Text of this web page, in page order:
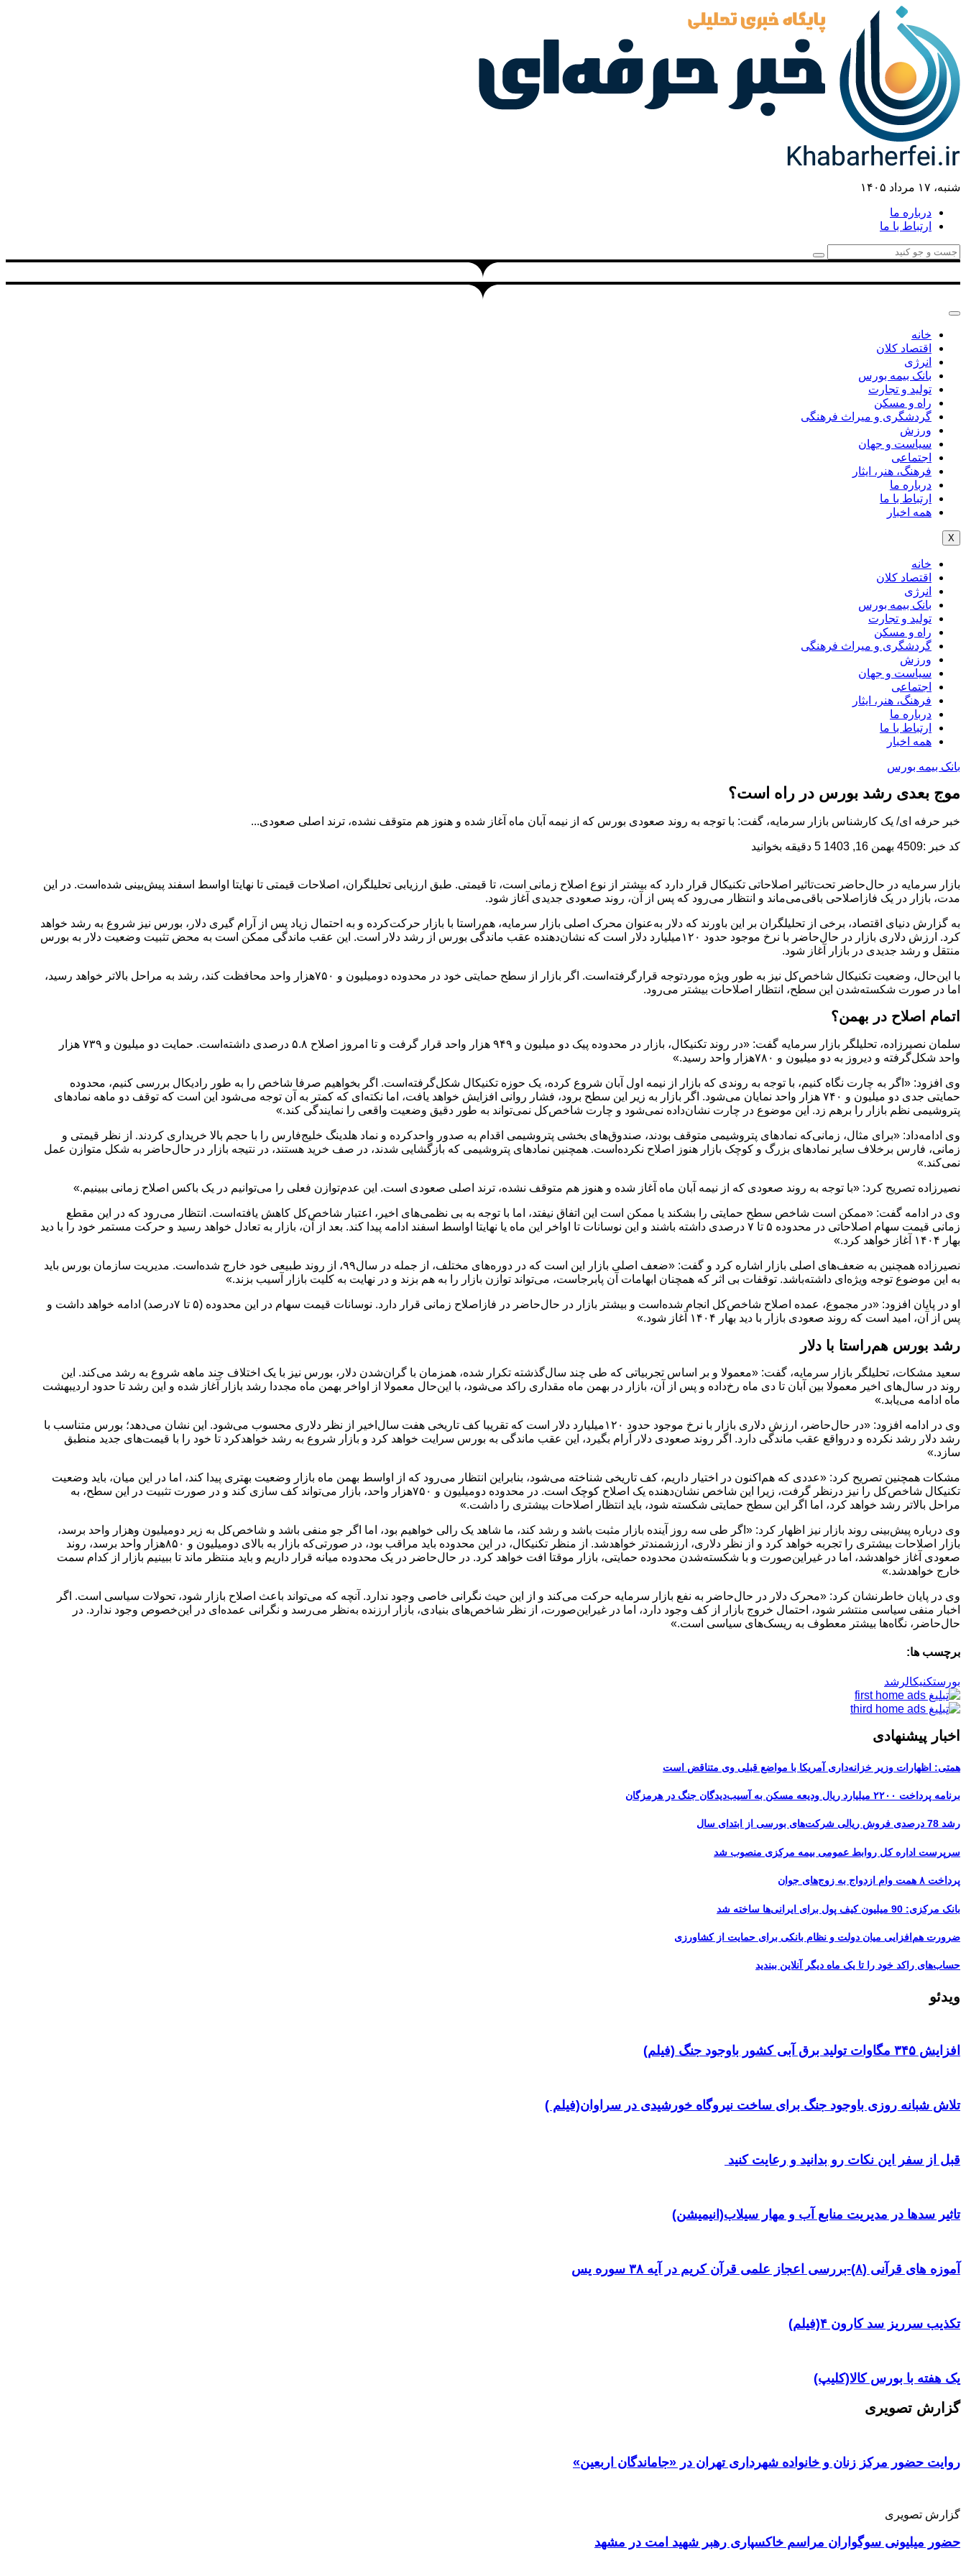
شنبه، ۱۷ مرداد ۱۴۰۵
درباره ما
ارتباط با ما
خانه
اقتصاد کلان
انرژی
بانک بیمه بورس
تولید و تجارت
راه و مسکن
گردشگری و میراث فرهنگی
ورزش
سیاست و جهان
اجتماعی
فرهنگ، هنر، ایثار
درباره ما
ارتباط با ما
همه اخبار
X
خانه
اقتصاد کلان
انرژی
بانک بیمه بورس
تولید و تجارت
راه و مسکن
گردشگری و میراث فرهنگی
ورزش
سیاست و جهان
اجتماعی
فرهنگ، هنر، ایثار
درباره ما
ارتباط با ما
همه اخبار
بانک بیمه بورس
موج بعدی رشد بورس در راه است؟
خبر حرفه ای/ یک کارشناس بازار سرمایه، گفت: با توجه به روند صعودی بورس که از نیمه آبان ماه آغاز شده و هنوز هم متوقف نشده، ترند اصلی صعودی...
کد خبر :4509 بهمن 16, 1403 5 دقیقه بخوانید
بازار سرمایه در حال‌حاضر تحت‌تاثیر اصلاحاتی تکنیکال قرار دارد که بیشتر از نوع اصلاح زمانی است، تا قیمتی. طبق ارزیابی تحلیلگران، اصلاحات قیمتی تا نهایتا اواسط اسفند پیش‌بینی شده‌است. در این
مدت، بازار در یک فاز‌اصلاحی باقی‌می‌ماند و انتظار می‌رود که پس از آن، روند صعودی جدیدی آغاز شود.
به گزارش دنیای اقتصاد، برخی از تحلیلگران بر این باورند که دلار به‌عنوان محرک اصلی بازار سرمایه، هم‌راستا با بازار حرکت‌کرده و به احتمال زیاد پس از آرام گیری دلار، بورس نیز شروع به رشد خواهد
کرد. ارزش دلاری بازار در حال‌حاضر با نرخ موجود حدود ۱۲۰‌میلیارد دلار است که نشان‌دهنده عقب ماندگی بورس از رشد دلار است. این عقب ماندگی ممکن است به محض تثبیت وضعیت دلار به بورس
منتقل و رشد جدیدی در بازار آغاز شود.
با این‌حال، وضعیت تکنیکال شاخص‌کل نیز به طور ویژه مورد‌توجه قرارگرفته‌است. اگر بازار از سطح حمایتی خود در محدوده دو‌میلیون و ۷۵۰‌هزار واحد محافظت کند، رشد به مراحل بالاتر خواهد رسید،
اما در صورت شکسته‌شدن این سطح، انتظار اصلاحات بیشتر می‌رود.
اتمام اصلاح در بهمن؟
سلمان نصیرزاده، تحلیلگر بازار سرمایه گفت: «در روند تکنیکال، بازار در محدوده پیک دو‌ میلیون و ۹۴۹‌ هزار واحد قرار گرفت و تا امروز اصلاح ۵.۸ درصدی داشته‌است. حمایت دو‌ میلیون و ۷۳۹‌ هزار
واحد شکل‌گرفته و دیروز به دو‌ میلیون و ۷۸۰‌هزار واحد رسید.»
وی افزود: «اگر به چارت نگاه کنیم، با توجه به روندی که بازار از نیمه اول آبان شروع کرده، یک حوزه تکنیکال شکل‌گرفته‌است. اگر بخواهیم صرفا شاخص را به طور رادیکال بررسی کنیم، محدوده
حمایتی جدی دو‌ میلیون و ۷۴۰‌ هزار واحد نمایان می‌شود. اگر بازار به زیر این سطح برود، فشار روانی افزایش خواهد یافت، اما نکته‌ای که کمتر به آن توجه می‌شود این است که توقف دو ماهه نماد‌های
پتروشیمی نظم بازار را برهم زد. این موضوع در چارت نشان‌داده نمی‌شود و چارت شاخص‌کل نمی‌تواند به طور دقیق وضعیت واقعی را نمایندگی کند.»
وی ادامه‌داد: «برای مثال، زمانی‌که نماد‌های پتروشیمی متوقف بودند، صندوق‌های بخشی پتروشیمی اقدام به صدور واحد‌کرده و نماد هلدینگ خلیج‌فارس را با حجم بالا خریداری کردند. از نظر قیمتی و
زمانی، فارس برخلاف سایر نماد‌های بزرگ و کوچک بازار هنوز اصلاح نکرده‌است. همچنین نماد‌های پتروشیمی که بازگشایی شدند، در صف خرید هستند، در نتیجه بازار در حال‌حاضر به شکل متوازن عمل
نمی‌کند.»
نصیرزاده تصریح کرد: «با توجه به روند صعودی که از نیمه آبان ماه آغاز شده و هنوز هم متوقف نشده، ترند اصلی صعودی است. این عدم‌توازن فعلی را می‌توانیم در یک باکس اصلاح زمانی ببینیم.»
وی در ادامه گفت: «ممکن است شاخص سطح حمایتی را بشکند یا ممکن است این اتفاق نیفتد، اما با توجه به بی نظمی‌های اخیر، اعتبار شاخص‌کل کاهش یافته‌است. انتظار می‌رود که در این مقطع
زمانی قیمت سهام اصلاحاتی در محدوده ۵ تا ۷‌ درصدی داشته باشند و این نوسانات تا اواخر این ماه یا نهایتا اواسط اسفند ادامه پیدا کند. بعد از آن، بازار به تعادل خواهد رسید و حرکت مستمر خود را با دید
بهار ۱۴۰۴ آغاز خواهد کرد.»
نصیرزاده همچنین به ضعف‌های اصلی بازار اشاره کرد و گفت: «ضعف اصلی بازار این است که در دوره‌های مختلف، از جمله در سال‌۹۹، از روند طبیعی خود خارج شده‌است. مدیریت سازمان بورس باید
به این موضوع توجه ویژه‌ای داشته‌باشد. توقفات بی اثر که همچنان ابهامات آن پابرجاست، می‌تواند توازن بازار را به هم بزند و در نهایت به کلیت بازار آسیب بزند.»
او در پایان افزود: «در مجموع، عمده اصلاح شاخص‌کل انجام شده‌است و بیشتر بازار در حال‌حاضر در فاز‌اصلاح زمانی قرار دارد. نوسانات قیمت سهام در این محدوده (۵ تا ۷‌درصد) ادامه خواهد داشت و
پس از آن، امید است که روند صعودی بازار با دید بهار ۱۴۰۴ آغاز شود.»
رشد بورس هم‌راستا با دلار
سعید مشکات، تحلیلگر بازار سرمایه، گفت: «معمولا و بر اساس تجربیاتی که طی چند سال‌گذشته تکرار‌ شده، همزمان با گران‌شدن دلار، بورس نیز با یک اختلاف چند ماهه شروع به رشد می‌کند. این
روند در سال‌های اخیر معمولا بین آبان تا دی ماه رخ‌داده و پس از آن، بازار در بهمن ماه مقداری راکد می‌شود، با این‌حال معمولا از اواخر بهمن ماه مجددا رشد بازار آغاز شده و این رشد تا حدود اردیبهشت
ماه ادامه می‌یابد.»
وی در ادامه افزود: «در حال‌حاضر، ارزش دلاری بازار با نرخ موجود حدود ۱۲۰‌میلیارد دلار است که تقریبا کف تاریخی هفت سال‌اخیر از نظر دلاری محسوب می‌شود. این نشان می‌دهد؛ بورس متناسب با
رشد دلار رشد نکرده و درواقع عقب ماندگی دارد. اگر روند صعودی دلار آرام بگیرد، این عقب ماندگی به بورس سرایت خواهد کرد و بازار شروع به رشد خواهد‌کرد تا خود را با قیمت‌های جدید منطبق
سازد.»
مشکات همچنین تصریح کرد: «عددی که هم‌اکنون در اختیار داریم، کف تاریخی شناخته می‌شود، بنابراین انتظار می‌رود که از اواسط بهمن ماه بازار وضعیت بهتری پیدا کند، اما در این میان، باید وضعیت
تکنیکال شاخص‌کل را نیز درنظر گرفت، زیرا این شاخص نشان‌دهنده یک اصلاح کوچک است. در محدوده دو‌میلیون و ۷۵۰‌هزار واحد، بازار می‌تواند کف سازی کند و در صورت تثبیت در این سطح، به
مراحل بالاتر رشد خواهد کرد، اما اگر این سطح حمایتی شکسته شود، باید انتظار اصلاحات بیشتری را داشت.»
وی درباره پیش‌بینی روند بازار نیز اظهار کرد: «اگر طی سه روز آینده بازار مثبت باشد و رشد کند، ما شاهد یک رالی خواهیم بود، اما اگر جو منفی باشد و شاخص‌کل به زیر دو‌میلیون و‌هزار واحد برسد،
بازار اصلاحات بیشتری را تجربه خواهد کرد و از نظر دلاری، ارزشمندتر خواهدشد. از منظر تکنیکال، در این محدوده باید مراقب بود، در صورتی‌که بازار به بالای دو‌میلیون و ۸۵۰‌هزار واحد برسد، روند
صعودی آغاز خواهدشد، اما در غیر‌این‌صورت و با شکسته‌شدن محدوده حمایتی، بازار موقتا افت خواهد کرد. در حال‌حاضر در یک محدوده میانه قرار داریم و باید منتظر ماند تا ببینیم بازار از کدام سمت
خارج خواهدشد.»
وی در پایان خاطرنشان کرد: «محرک دلار در حال‌حاضر به نفع بازار سرمایه حرکت می‌کند و از این حیث نگرانی خاصی وجود ندارد. آنچه که می‌تواند باعث اصلاح بازار شود، تحولات سیاسی است. اگر
اخبار منفی سیاسی منتشر شود، احتمال خروج بازار از کف وجود دارد، اما در غیر‌این‌صورت، از نظر شاخص‌های بنیادی، بازار ارزنده به‌نظر می‌رسد و نگرانی عمده‌ای در این‌خصوص وجود ندارد. در
حال‌حاضر، نگاه‌ها بیشتر معطوف به ریسک‌های سیاسی است.»
برچسب ها:
بورستکنیکالرشد
اخبار پیشنهادی
همتی: اظهارات وزیر خزانه‌داری آمریکا با مواضع قبلی وی متناقض است
برنامه پرداخت ۲۲۰۰ میلیارد ریال ودیعه مسکن به آسیب‌دیدگان جنگ در هرمزگان
رشد 78 درصدی فروش ریالی شرکت‌های بورسی از ابتدای سال
سرپرست اداره کل روابط عمومی بیمه مرکزی منصوب شد
پرداخت ۸ همت وام ازدواج به زوج‌های جوان
بانک مرکزی: 90 میلیون کیف پول برای ایرانی‌ها ساخته شد
ضرورت هم‌افزایی میان دولت و نظام بانکی برای حمایت از کشاورزی
حساب‌های راکد خود را تا یک ماه دیگر آنلاین ببندید
ویدئو
افزایش ۳۴۵ مگاوات تولید برق آبی کشور باوجود جنگ (فیلم)
تلاش شبانه روزی باوجود جنگ برای ساخت نیروگاه خورشیدی در سراوان(فیلم )
قبل از سفر این نکات رو بدانید و رعایت کنید ‌
تاثیر سدها در مدیریت منابع آب و مهار سیلاب(انیمیشن)
آموزه های قرآنی (۸)-بررسی اعجاز علمی قرآن کریم در آیه ۳۸ سوره یس
تکذیب سرریز سد کارون ۴(فیلم)
یک هفته با بورس کالا(کلیپ)
گزارش تصویری
روایت حضور مرکز زنان و خانواده شهرداری تهران در «جاماندگان اربعین»
گزارش تصویری
حضور میلیونی سوگواران مراسم خاکسپاری رهبر شهید امت در مشهد